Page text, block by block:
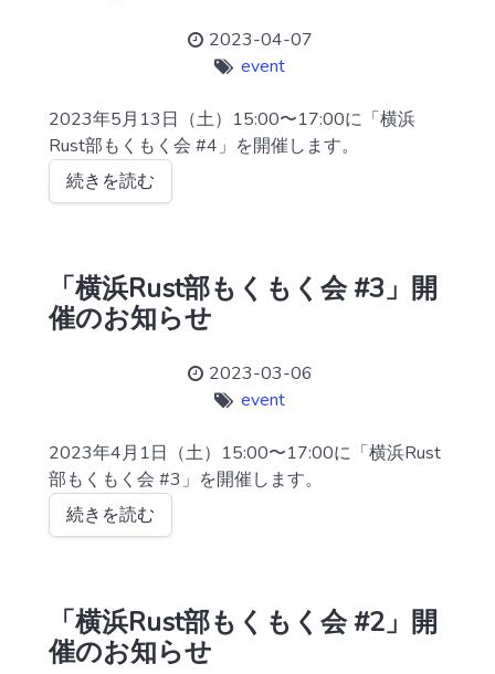
2023-04-07
event
2023年5月13日（土）15:00〜17:00に「横浜
Rust部もくもく会 #4」を開催します。
続きを読む
「横浜Rust部もくもく会 #3」開
催のお知らせ
2023-03-06
event
2023年4月1日（土）15:00〜17:00に「横浜Rust
部もくもく会 #3」を開催します。
続きを読む
「横浜Rust部もくもく会 #2」開
催のお知らせ